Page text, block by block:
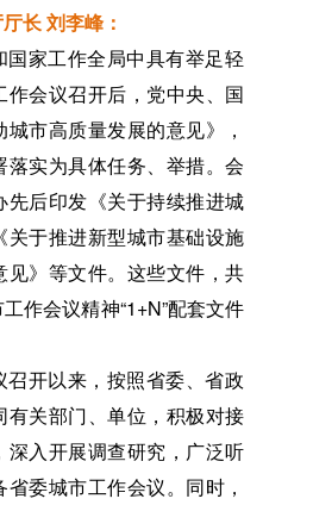
长 刘李峰：
家工作全局中具有举足轻
会议召开后，党中央、国
市高质量发展的意见》，
实为具体任务、举措。会
后印发《关于持续推进城
于推进新型城市基础设施
》等文件。这些文件，共
作会议精神“1+N”配套文件
开以来，按照省委、省政
有关部门、单位，积极对接
入开展调查研究，广泛听
委城市工作会议。同时，